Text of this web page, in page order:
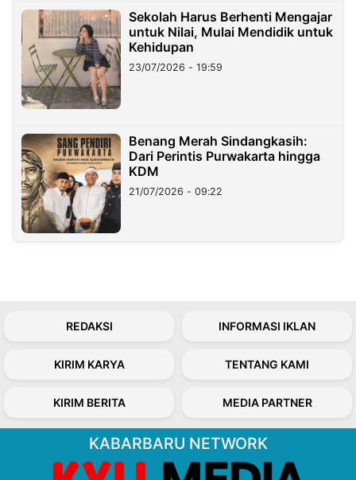
Sekolah Harus Berhenti Mengajar
untuk Nilai, Mulai Mendidik untuk
Kehidupan
23/07/2026 - 19:59
Benang Merah Sindangkasih:
Dari Perintis Purwakarta hingga
KDM
21/07/2026 - 09:22
REDAKSI INFORMASI IKLAN
KIRIM KARYA TENTANG KAMI
KIRIM BERITA MEDIA PARTNER
KABARBARU NETWORK